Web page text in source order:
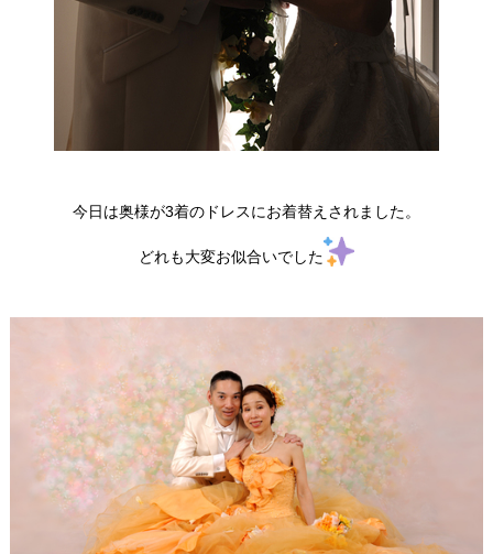
今日は奥様が3着のドレスにお着替えされました。
どれも大変お似合いでした